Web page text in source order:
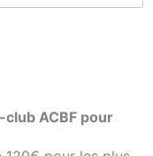
ACBF pour